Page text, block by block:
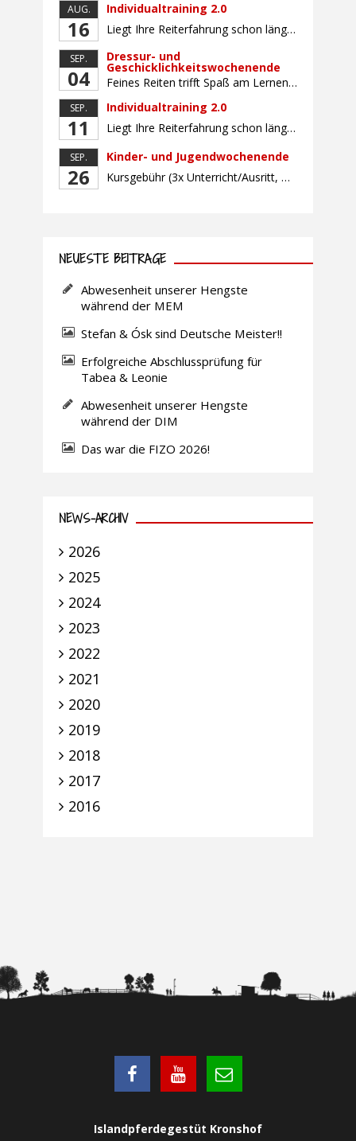
AUG.
16
Individualtraining 2.0
Liegt Ihre Reiterfahrung schon länger zurück oder fühlen Sie sich noch nicht richtig fit? Oder sind Sie bereits ein sicherer Reiter und freuen sich auf weiterführenden Unterricht? Training für Reiter:innen mit unterschiedlicher Reiterfahrung, auf die Wünsche und Kenntnisse des Einzelnen abgestimmt. Ein abwechslungsreiches Programm mit individuellem Reitunterricht mit unterschiedlichen Schwerpunkten und für Fortgeschrittene auch mit […]
SEP.
04
Dressur- und
Geschicklichkeitswochenende
Feines Reiten trifft Spaß am Lernen! Für gutes und feines Dressurreiten ist das Zusammenwirken der Hilfen unerlässlich. Lernen Sie, die reiterlichen Hilfen bewusst, koordiniert und fein aufeinander abgestimmt mit Hilfe von zielbringenden Geschicklichkeitsaufgaben einzusetzen. Gemeinsam arbeiten wir daran, wie Sie mit minimalen, aber klaren Signalen maximale Wirkung erreichen – für ein zufriedenes, losgelassenes Pferd und […]
SEP.
11
Individualtraining 2.0
Liegt Ihre Reiterfahrung schon länger zurück oder fühlen Sie sich noch nicht richtig fit? Oder sind Sie bereits ein sicherer Reiter und freuen sich auf weiterführenden Unterricht? Training für Reiter:innen mit unterschiedlicher Reiterfahrung, auf die Wünsche und Kenntnisse des Einzelnen abgestimmt. Ein abwechslungsreiches Programm mit individuellem Reitunterricht und für Fortgeschrittene auch mit Gangtraining findet in […]
SEP.
26
Kinder- und Jugendwochenende
Kursgebühr (3x Unterricht/Ausritt, Betreuung) Leihpferd
NEUESTE BEITRÄGE
Abwesenheit unserer Hengste
während der MEM
Stefan & Ósk sind Deutsche Meister!!
Erfolgreiche Abschlussprüfung für
Tabea & Leonie
Abwesenheit unserer Hengste
während der DIM
Das war die FIZO 2026!
NEWS-ARCHIV
2026
2025
2024
2023
2022
2021
2020
2019
2018
2017
2016
Islandpferdegestüt Kronshof